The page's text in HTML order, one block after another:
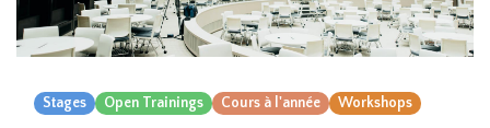
Stages Open Trainings Cours à l'année Workshops